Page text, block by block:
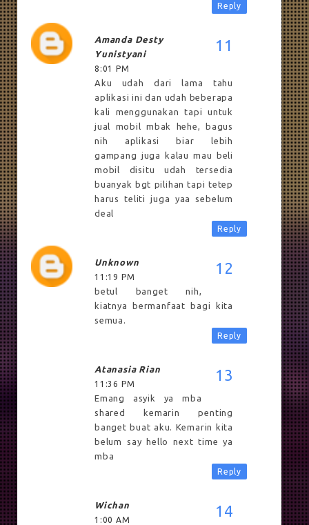
Reply
Amanda Desty
Yunistyani
8:01 PM
Aku udah dari lama tahu
aplikasi ini dan udah beberapa
kali menggunakan tapi untuk
jual mobil mbak hehe, bagus
nih aplikasi biar lebih
gampang juga kalau mau beli
mobil disitu udah tersedia
buanyak bgt pilihan tapi tetep
harus teliti juga yaa sebelum
deal
Reply
Unknown
11:19 PM
betul banget nih,
kiatnya bermanfaat bagi kita
semua.
Reply
Atanasia Rian
11:36 PM
Emang asyik ya mba
shared kemarin penting
banget buat aku. Kemarin kita
belum say hello next time ya
mba
Reply
Wichan
1:00 AM